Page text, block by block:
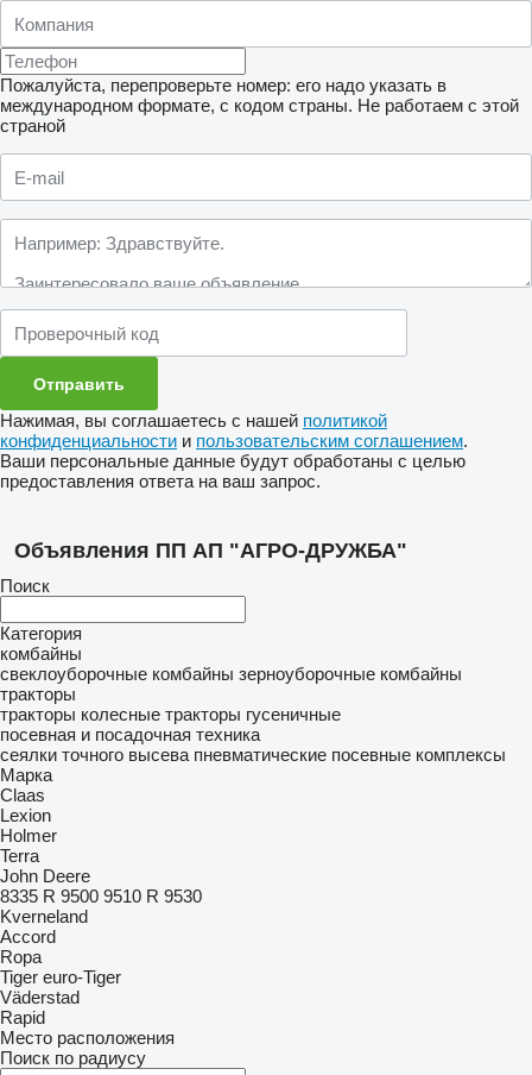
Пожалуйста, перепроверьте номер: его надо указать в
международном формате, с кодом страны. Не работаем с этой
страной
Нажимая, вы соглашаетесь с нашей политикой
конфиденциальности и пользовательским соглашением.
Ваши персональные данные будут обработаны с целью
предоставления ответа на ваш запрос.
Объявления ПП АП "АГРО-ДРУЖБА"
Поиск
Категория
комбайны
свеклоуборочные комбайны зерноуборочные комбайны
тракторы
тракторы колесные тракторы гусеничные
посевная и посадочная техника
сеялки точного высева пневматические посевные комплексы
Марка
Claas
Lexion
Holmer
Terra
John Deere
8335 R 9500 9510 R 9530
Kverneland
Accord
Ropa
Tiger euro-Tiger
Väderstad
Rapid
Место расположения
Поиск по радиусу